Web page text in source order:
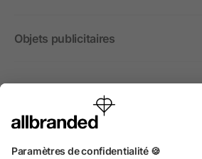
Objets publicitaires
International